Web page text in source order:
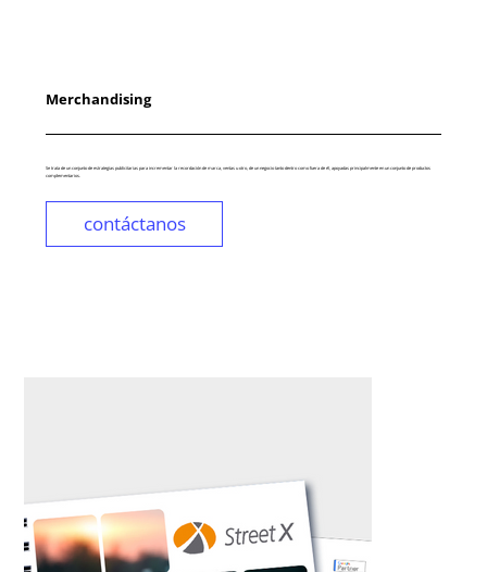
Merchandising
Se trata de un conjunto de estrategias publicitarias para incrementar la recordación de marca, ventas u otro, de un negocio tanto dentro como fuera de él, apoyadas principalmente en un conjunto de productos
complementarios.
contáctanos